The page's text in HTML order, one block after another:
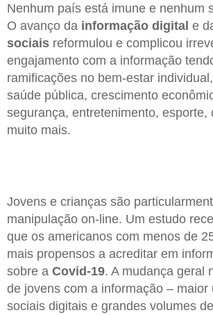
Nenhum país está imune e nenhum
O avanço da informação digital e
sociais reformulou e complicou
engajamento com a informação
ramificações no bem-estar
saúde pública, crescimento
segurança, entretenimento, esporte,
muito mais.
Jovens e crianças são
manipulação on-line. Um estudo
que os americanos com menos de
mais propensos a acreditar em
sobre a Covid-19. A mudança geral
de jovens com a informação – maior
sociais digitais e grandes volumes